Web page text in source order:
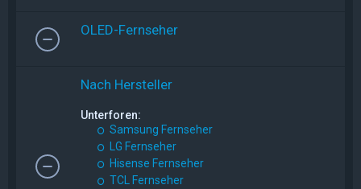
OLED-Fernseher
Nach Hersteller
Unterforen:
Samsung Fernseher
LG Fernseher
Hisense Fernseher
TCL Fernseher